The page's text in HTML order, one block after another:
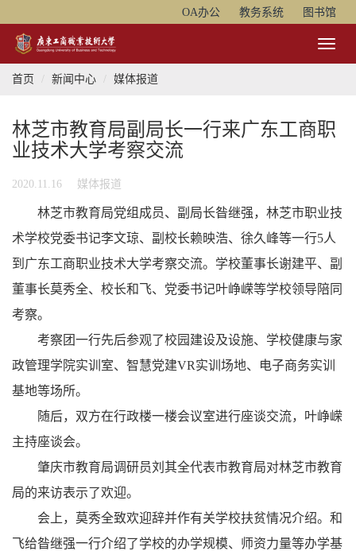
OA办公 教务系统 图书馆
Toggle
首页
新闻中心 媒体报道
林芝市教育局副局长一行来广东工商职
业技术大学考察交流
2020.11.16 媒体报道
林芝市教育局党组成员、副局长昝继强，林芝市职业技
术学校党委书记李文琼、副校长赖映浩、徐久峰等一行5人
到广东工商职业技术大学考察交流。学校董事长谢建平、副
董事长莫秀全、校长和飞、党委书记叶峥嵘等学校领导陪同
考察。
考察团一行先后参观了校园建设及设施、学校健康与家
政管理学院实训室、智慧党建VR实训场地、电子商务实训
基地等场所。
随后，双方在行政楼一楼会议室进行座谈交流，叶峥嵘
主持座谈会。
肇庆市教育局调研员刘其全代表市教育局对林芝市教育
局的来访表示了欢迎。
会上，莫秀全致欢迎辞并作有关学校扶贫情况介绍。和
飞给昝继强一行介绍了学校的办学规模、师资力量等办学基